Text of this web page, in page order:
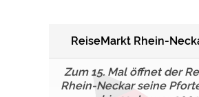
ReiseMarkt Rhein-
Zum 15. Mal öffnet der
Rhein-Neckar seine